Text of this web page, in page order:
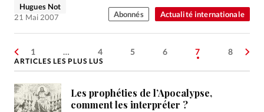
Actualité internationale
Hugues Not
21 Mai 2007
Abonnés
1 … 4 5 6 7 8
ARTICLES LES PLUS LUS
Les prophéties de l’Apocalypse,
comment les interpréter ?